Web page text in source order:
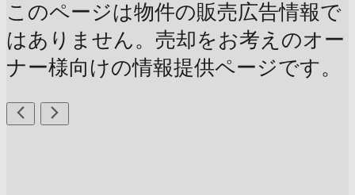
このページは物件の販売広告情報で
はありません。売却をお考えのオー
ナー様向けの情報提供ページです。